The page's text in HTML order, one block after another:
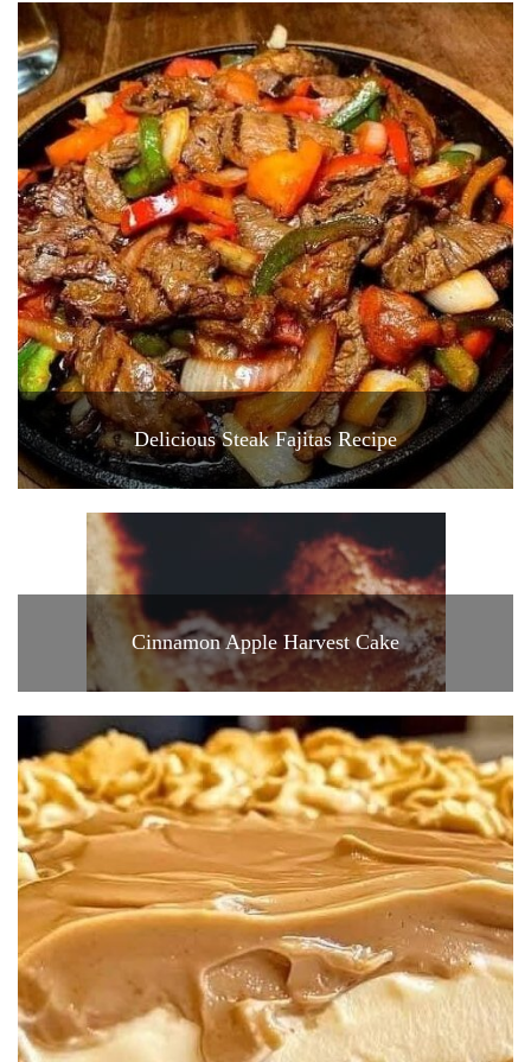
Delicious Steak Fajitas Recipe
Cinnamon Apple Harvest Cake